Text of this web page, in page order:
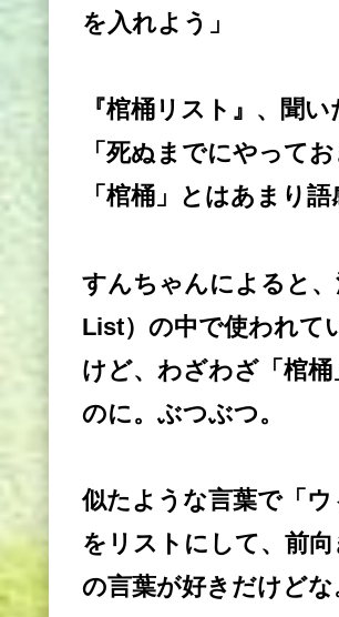
を入れよう」
『棺桶リスト』、聞
「死ぬまでにやって
「棺桶」とはあまり
すんちゃんによると
List）の中で使われて
けど、わざわざ「棺
のに。ぶつぶつ。
似たような言葉で「
をリストにして、前
の言葉が好きだけど